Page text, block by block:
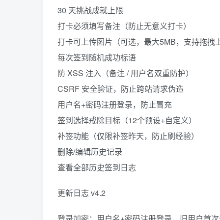
30 天挑战成就上限
打卡必须填写备注（防止无意义打卡）
打卡可上传图片（可选，最大5MB，支持拖拽
每次签到随机成功标语
防 XSS 注入（备注 / 用户名双重防护）
CSRF 安全验证，防止跨站请求伪造
用户名+密码注册登录，防止冒充
签到选择戒除目标（12个预设+自定义）
补签功能（仅限补签昨天，防止刷经验）
删除/编辑历史记录
查看全部历史签到日志
更新日志 v4.2